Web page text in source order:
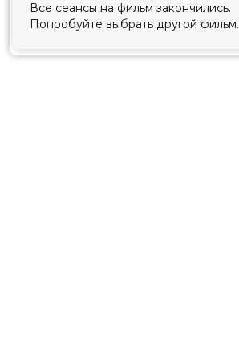
Все сеансы на фильм закончились.
Попробуйте выбрать другой фильм.
Принять